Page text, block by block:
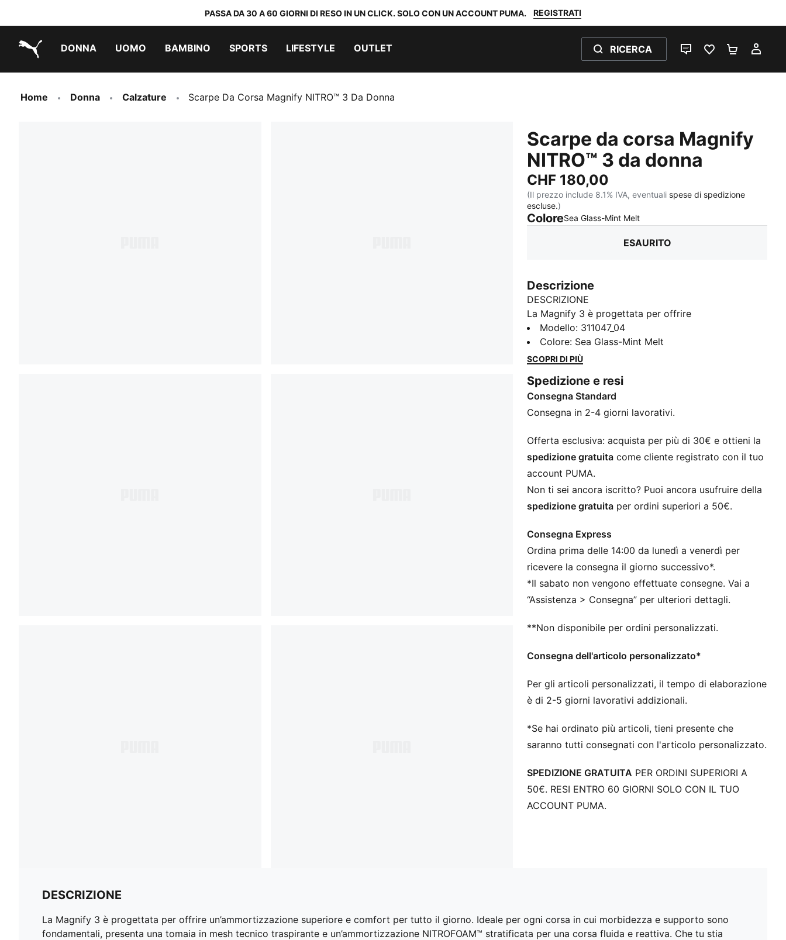
PASSA DA 30 A 60 GIORNI DI RESO IN UN CLICK. SOLO CON UN ACCOUNT PUMA. REGISTRATI
DONNA UOMO BAMBINO SPORTS LIFESTYLE OUTLET RICERCA
CHAT PREFERITI 0
Home Donna Calzature Scarpe Da Corsa Magnify NITRO™ 3 Da Donna
Scarpe da corsa Magnify
NITRO™ 3 da donna
CHF 180,00
(Il prezzo include 8.1% IVA, eventuali spese di spedizione
escluse.)
ColoreSea Glass-Mint Melt:
ESAURITO
Descrizione
DESCRIZIONE
La Magnify 3 è progettata per offrire
un’ammortizzazione superiore e comfort per tutto il
giorno. Ideale per ogni corsa in cui morbidezza e
supporto sono fondamentali, presenta una tomaia in
NITROFOAM™ stratificata per una corsa fluida e
reattiva. Che tu stia affrontando lunghe distanze o
corra solo per il piacere, questa scarpa amplifica il
CARATTERISTICHE + VANTAGGI
TRASPIRABILITÀ: Materiale in maglia di qualità
superiore progettato per garantire traspirabilità ed
durata e tenuta
NITROFOAM™: Innovativa tecnologia di schiuma
superiore per fornire il massimo ritorno di energia
PUMAGRIP: La suola è realizzata con una mescola di
gomma resistente per una trazione su più superfici
La tomaia delle scarpe è realizzata con almeno il 30%
di materiali riciclati.
Vestibilità: Regolare
Tipo di punta: Rotonda
Fibbia: Lacci
Tipo di tacco: Tacco piatto
Dislivello tra tallone e punta: 10 mm
Altezza dello stack: 40 mm / 30 mm
Peso (per la taglia 37): 215 g
Modello: 311047_04
Colore: Sea Glass-Mint Melt
SCOPRI DI PIÙ
Spedizione e resi
Consegna Standard
Consegna in 2-4 giorni lavorativi.
Offerta esclusiva: acquista per più di 30€ e ottieni la
spedizione gratuita come cliente registrato con il tuo
account PUMA.
Non ti sei ancora iscritto? Puoi ancora usufruire della
spedizione gratuita per ordini superiori a 50€.
Consegna Express
Ordina prima delle 14:00 da lunedì a venerdì per
ricevere la consegna il giorno successivo*.
*Il sabato non vengono effettuate consegne. Vai a
“Assistenza > Consegna” per ulteriori dettagli.
**Non disponibile per ordini personalizzati.
Consegna dell'articolo personalizzato*
Per gli articoli personalizzati, il tempo di elaborazione
è di 2-5 giorni lavorativi addizionali.
*Se hai ordinato più articoli, tieni presente che
saranno tutti consegnati con l'articolo personalizzato.
SPEDIZIONE GRATUITA PER ORDINI SUPERIORI A
50€. RESI ENTRO 60 GIORNI SOLO CON IL TUO
ACCOUNT PUMA.
DESCRIZIONE
La Magnify 3 è progettata per offrire un’ammortizzazione superiore e comfort per tutto il giorno. Ideale per ogni corsa in cui morbidezza e supporto sono
fondamentali, presenta una tomaia in mesh tecnico traspirante e un’ammortizzazione NITROFOAM™ stratificata per una corsa fluida e reattiva. Che tu stia